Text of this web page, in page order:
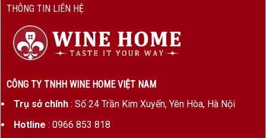
thuật chạm tới đỉnh cao của sự tinh tế
Dom Perignon không đơn thuần là một thương hiệu
Champagne, mà làbiểu tượng của sự sang trọng, lịch lãm
mỗi chai Dom Perignon là một tác phẩm nghệ thuật
tạo nên từ sự kiên trì, sáng tạo và niềm đam mê theo đuổi
sự hoàn hảo tuyệt đối.
Dom Perignon chỉ sản xuất
THÔNG TIN LIÊN HỆ
CÔNG TY TNHH WINE HOME VIỆT NAM
Trụ sở chính: Số 24 Trần Kim Xuyến, Yên Hòa, Hà Nội
Hotline : 0966 853 818